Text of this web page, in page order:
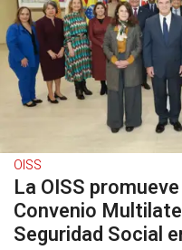
OISS
La OISS
Convenio
Seguridad Social